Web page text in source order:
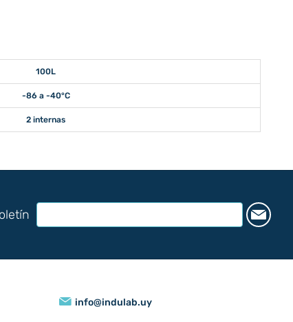
100L
-86 a -40°C
2 internas
info@indulab.uy